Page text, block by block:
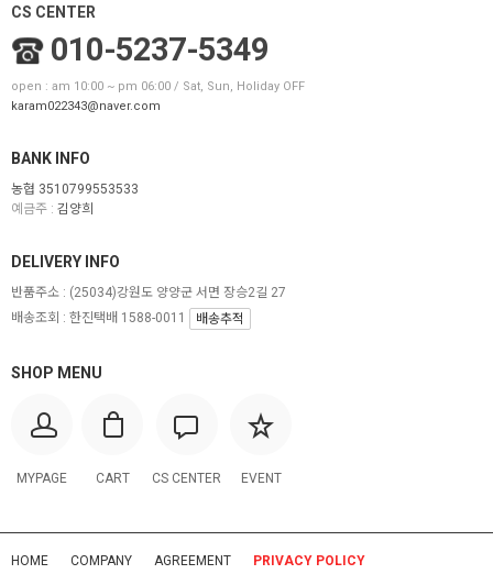
CS CENTER
010-5237-5349
open : am 10:00 ~ pm 06:00 / Sat, Sun, Holiday OFF
karam022343@naver.com
BANK INFO
농협 3510799553533
예금주 : 김양희
SHOP MENU
MYPAGE CART CS CENTER EVENT
DELIVERY INFO
반품주소 : (25034)강원도 양양군 서면 장승2길 27
배송조회 : 한진택배 1588-0011
배송추적
HOME COMPANY AGREEMENT PRIVACY POLICY